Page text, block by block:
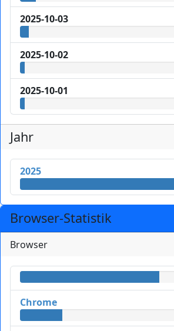
2025-10-03
2025-10-02
2025-10-01
Jahr
2025
Browser-Statistik
Browser
Chrome